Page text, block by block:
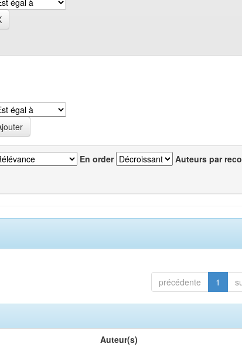
En order Auteurs par
précédente 1
Auteur(s)